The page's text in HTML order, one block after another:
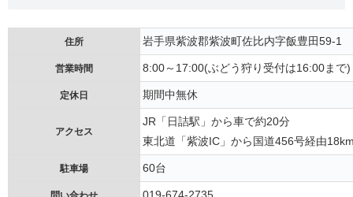
住所 岩手県紫波郡紫波町佐比内字飯豊田59-1
営業時間 8:00～17:00(ぶどう狩り受付は16:00まで)
定休日 期間中無休
アクセス
JR「日詰駅」から車で約20分
東北道「紫波IC」から国道456号経由
駐車場 60台